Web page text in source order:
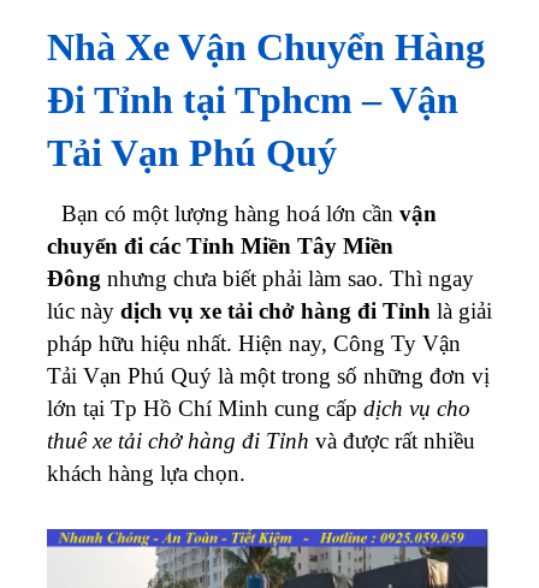
Nhà Xe Vận Chuyển Hàng
Đi Tỉnh tại Tphcm – Vận
Tải Vạn Phú Quý
Bạn có một lượng hàng hoá lớn cần vận
chuyển đi các Tỉnh Miền Tây Miền
Đông nhưng chưa biết phải làm sao. Thì ngay
lúc này dịch vụ xe tải chở hàng đi Tỉnh là giải
pháp hữu hiệu nhất. Hiện nay, Công Ty Vận
Tải Vạn Phú Quý là một trong số những đơn vị
lớn tại Tp Hồ Chí Minh cung cấp dịch vụ cho
thuê xe tải chở hàng đi Tỉnh và được rất nhiều
khách hàng lựa chọn.